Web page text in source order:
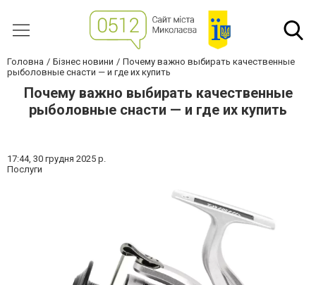
Головна Бізнес новини
Почему важно выбирать качественные
рыболовные снасти — и где их купить
Почему важно выбирать качественные
рыболовные снасти — и где их купить
17:44, 30 грудня 2025 р.
Послуги